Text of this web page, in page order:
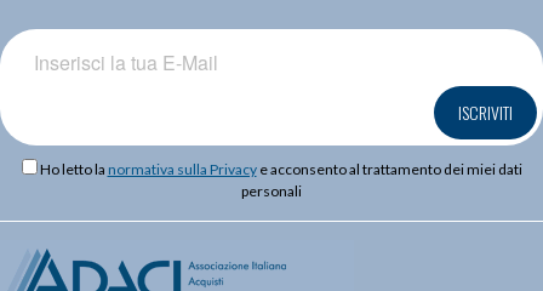
ISCRIVITI
Ho letto la normativa sulla Privacye acconsento al trattamento dei miei dati
personali